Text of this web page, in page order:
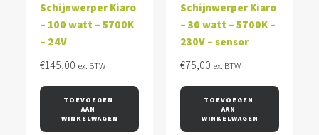
Schijnwerper Kiaro
– 100 watt – 5700K
– 24V
€145,00 ex. BTW
TOEVOEGEN
AAN
WINKELWAGEN
Schijnwerper Kiaro
– 30 watt – 5700K –
230V – sensor
€75,00 ex. BTW
TOEVOEGEN
AAN
WINKELWAGEN